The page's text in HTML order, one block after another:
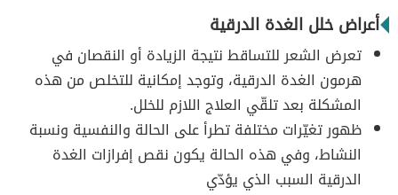
أعراض خلل الغدة الدرقية
تعرض الشعر للتساقط نتيجة الزيادة أو النقصان في
هرمون الغدة الدرقية، وتوجد إمكانية للتخلص من هذه
المشكلة بعد تلقّي العلاج اللازم للخلل.
ظهور تغيّرات مختلفة تطرأ على الحالة والنفسية ونسبة
النشاط، وفي هذه الحالة يكون نقص إفرازات الغدة
الدرقية السبب الذي يؤدّي